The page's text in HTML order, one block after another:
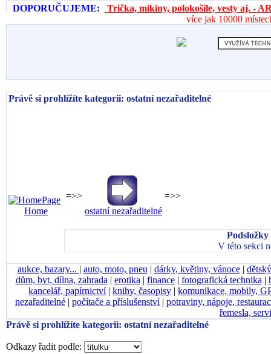
DOPORUČUJEME:
Trička, mikiny, polokošile, vesty aj. -
více jak 10000
Právě si prohlížíte kategorii: ostatní nezařaditelné
Home
=>>
ostatní nezařaditelné
=>>
V této sekci
aukce, bazary... | auto, moto, pneu | dárky, květiny, vánoce|
dům, byt, dílna, zahrada | erotika | finance| fotografická technika |
kancelář, papírnictví| knihy, časopisy | komunikace, mobily,
nezařaditelné | počítače a příslušenství| potraviny, nápoje,
řemesla,
Právě si prohlížíte kategorii: ostatní nezařaditelné
Odkazy řadit podle: